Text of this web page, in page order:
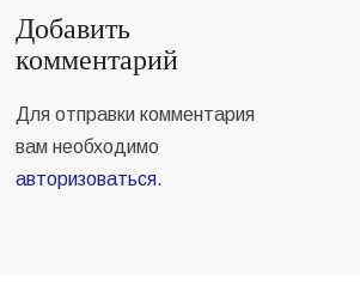
Добавить
комментарий
Для отправки комментария
вам необходимо
авторизоваться.